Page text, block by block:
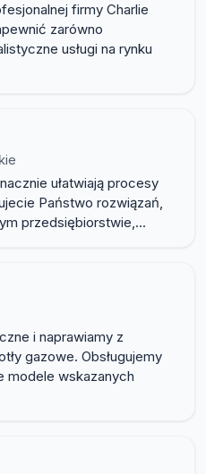
firmy Charlie
zarówno
usługi na rynku
ułatwiają procesy
Państwo rozwiązań,
przedsiębiorstwie,...
i naprawiamy z
gazowe. Obsługujemy
modele wskazanych